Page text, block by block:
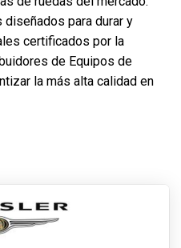
para durar y
certificados por la
de Equipos de
la más alta calidad en